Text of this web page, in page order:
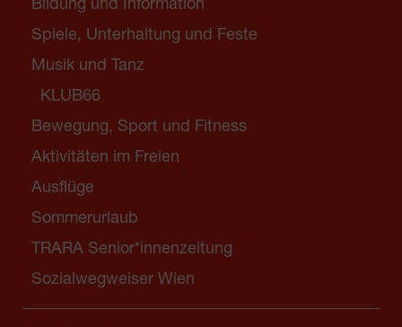
Bildung und Information
Spiele, Unterhaltung und Feste
Musik und Tanz
KLUB66
Bewegung, Sport und Fitness
Aktivitäten im Freien
Ausflüge
Sommerurlaub
TRARA Senior*innenzeitung
Sozialwegweiser Wien